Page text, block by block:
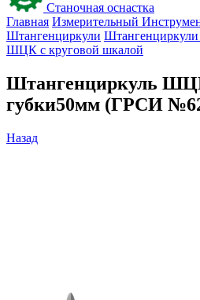
Станочная оснастка
Главная Измерительный
Штангенциркули
ШЦК с круговой шкалой
Штангенциркуль
губки50мм (ГРСИ
Назад